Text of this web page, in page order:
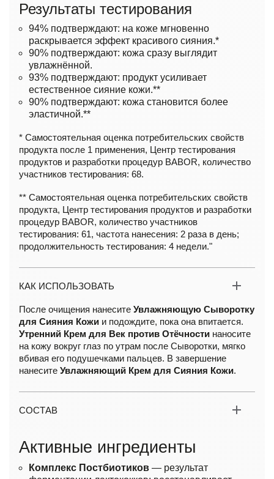
Результаты тестирования
94% подтверждают: на коже мгновенно
раскрывается эффект красивого сияния.*
90% подтверждают: кожа сразу выглядит
увлажнённой.
93% подтверждают: продукт усиливает
естественное сияние кожи.**
90% подтверждают: кожа становится более
эластичной.**
* Самостоятельная оценка потребительских свойств
продукта после 1 применения, Центр тестирования
продуктов и разработки процедур BABOR, количество
участников тестирования: 68.
** Самостоятельная оценка потребительских свойств
продукта, Центр тестирования продуктов и разработки
процедур BABOR, количество участников
тестирования: 61, частота нанесения: 2 раза в день;
продолжительность тестирования: 4 недели."
КАК ИСПОЛЬЗОВАТЬ
После очищения нанесите Увлажняющую Сыворотку
для Сияния Кожи и подождите, пока она впитается.
Утренний Крем для Век против Отёчности наносите
на кожу вокруг глаз по утрам после Сыворотки, мягко
вбивая его подушечками пальцев. В завершение
нанесите Увлажняющий Крем для Сияния Кожи.
СОСТАВ
Активные ингредиенты
Комплекс Постбиотиков — результат